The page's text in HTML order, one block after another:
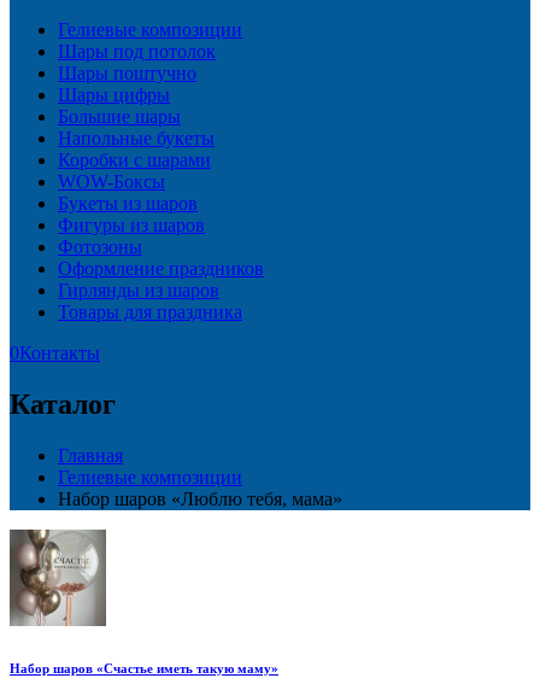
Гелиевые композиции
Шары под потолок
Шары поштучно
Шары цифры
Большие шары
Напольные букеты
Коробки с шарами
WOW-Боксы
Букеты из шаров
Фигуры из шаров
Фотозоны
Оформление праздников
Гирлянды из шаров
Товары для праздника
0Контакты
Каталог
Главная
Гелиевые композиции
Набор шаров «Люблю тебя, мама»
Набор шаров «Счастье иметь такую маму»